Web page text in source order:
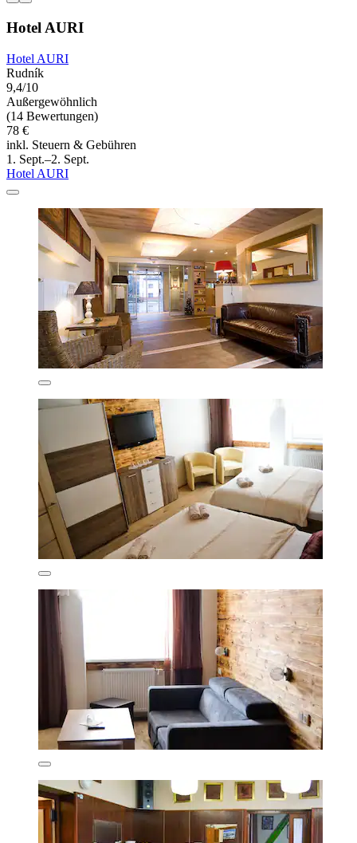
Hotel AURI
Hotel AURI
Rudník
9,4/10
Außergewöhnlich
(14 Bewertungen)
78 €
inkl. Steuern & Gebühren
1. Sept.–2. Sept.
Hotel AURI